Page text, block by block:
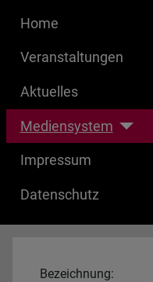
Home
Veranstaltungen
Aktuelles
Mediensystem
Impressum
Datenschutz
Bezeichnung: